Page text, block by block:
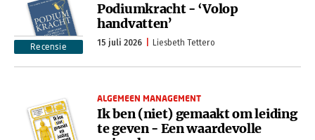
Recensie
Podiumkracht - ‘Volop
handvatten’
15 juli 2026 Liesbeth Tettero
ALGEMEEN MANAGEMENT
Ik ben (niet) gemaakt om leiding
te geven - Een waardevolle